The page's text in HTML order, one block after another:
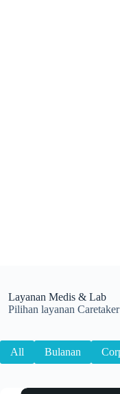
Layanan Medis & Lab
Pilihan layanan
All Bulanan